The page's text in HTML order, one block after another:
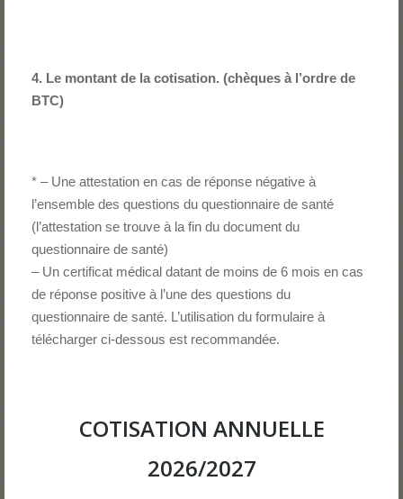
4. Le montant de la cotisation. (chèques à l’ordre de
BTC)
* – Une attestation en cas de réponse négative à
l’ensemble des questions du questionnaire de santé
(l’attestation se trouve à la fin du document du
questionnaire de santé)
– Un certificat médical datant de moins de 6 mois en cas
de réponse positive à l’une des questions du
questionnaire de santé. L’utilisation du formulaire à
télécharger ci-dessous est recommandée.
COTISATION ANNUELLE
2026/2027